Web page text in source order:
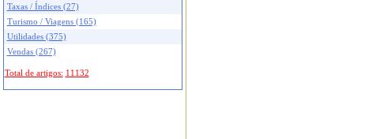
Taxas / Índices (27)
Turismo / Viagens (165)
Utilidades (375)
Vendas (267)
Total de artigos: 11132